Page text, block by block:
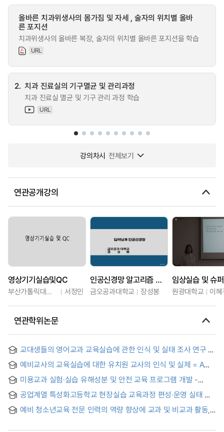
올바른 치과위생사의 몸가짐 및 자세 , 술자의 위치별 올바
른 포지션
치과위생사의 올바른 복장, 술자의 위치별 올바른 포지션을 학습
URL
2. 치과 진료실의 기구멸균 및 관리과정
치과 진료실 멸균 및 기구 관리 과정 학습
URL
강의차시 전체보기
연관공개강의
영상기기실습및QC
부산가톨릭대학교 서정민
인공신경망 알고리즘 이해 및 실습
금오공과대학교 장성봉
임상실습 및 슈
원광대학교 이
연관학위논문
교대생들의 영어교과 교육실습에 관한 인식 및 실태 조사 연구 =
Teaching Practice in University Students of Education
예비교사의 교육실습에 대한 유치원 교사의 인식 및 실제 = A
teaching practice for student teachers
미용교과 실험·실습 유해성분 및 안전 교육 프로그램 개발 -
Program on Hazardous Substances & Safety in Beauty
Curriculum - Focusing on Vocational High Schools -
공업계열 특성화고등학교 현장실습 교육과정 편성·운영 실태 및
Organizational and Operation Industrial Characterization
예비 청소년교육 전문 인력의 역량 향상에 교과 및 비교과 활동,